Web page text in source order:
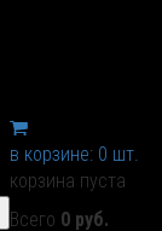
в корзине: 0 шт.
корзина пуста
Всего 0 руб.